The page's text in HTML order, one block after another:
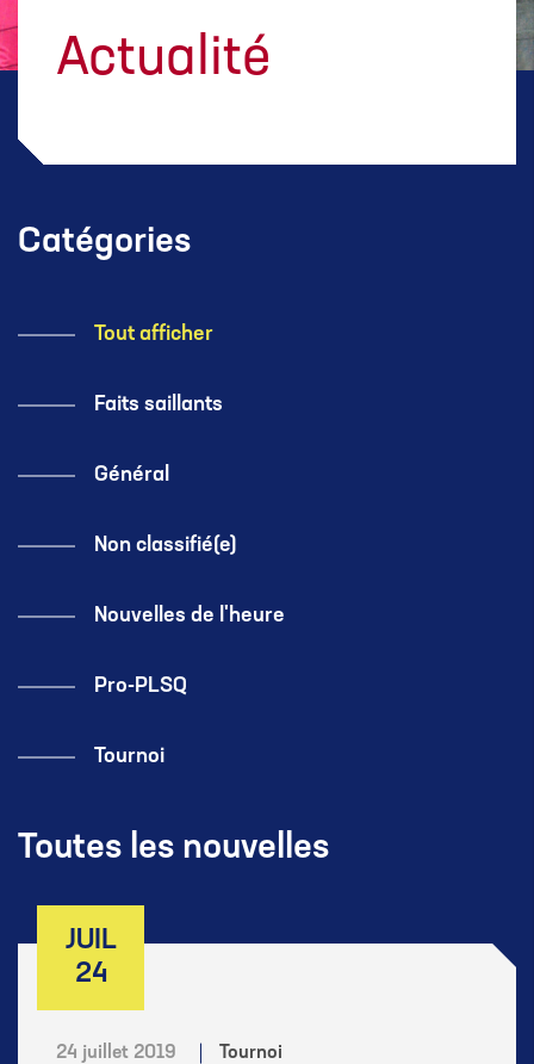
Actualité
Catégories
Tout afficher
Faits saillants
Général
Non classifié(e)
Nouvelles de l'heure
Pro-PLSQ
Tournoi
Toutes les nouvelles
JUIL
24
24 juillet 2019 Tournoi